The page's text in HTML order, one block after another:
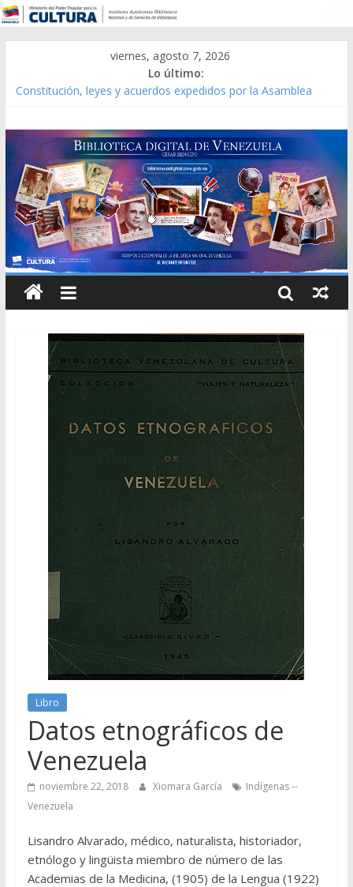
viernes, agosto 7, 2026
Lo último:
Constitución, leyes y acuerdos expedidos por la Asamblea
Modesta Bor Sánchez [material gráfico]
Gaceta Oficial de la República de Venezuela año CXXXIII Mes V,
Caracas 09 de marzo de 2006 N° 38.394
Catálogo temático de obras de Modesta Bor
Libro
Datos etnográficos de
Venezuela
noviembre 22, 2018 Xiomara García
Indígenas --
Venezuela
Lisandro Alvarado, médico, naturalista, historiador,
etnólogo y lingüista miembro de número de las
Academias de la Medicina, (1905) de la Lengua (1922)